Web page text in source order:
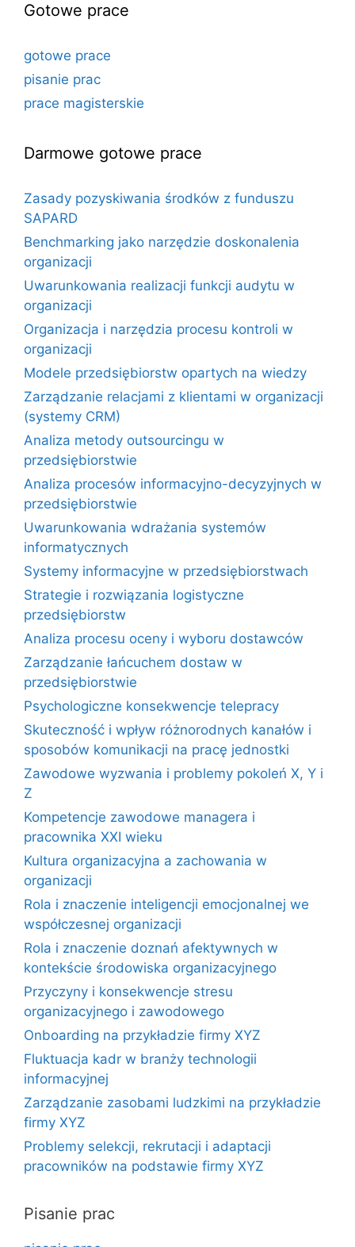
Gotowe prace
gotowe prace
pisanie prac
prace magisterskie
Darmowe gotowe prace
Zasady pozyskiwania środków z funduszu
SAPARD
Benchmarking jako narzędzie doskonalenia
organizacji
Uwarunkowania realizacji funkcji audytu w
organizacji
Organizacja i narzędzia procesu kontroli w
organizacji
Modele przedsiębiorstw opartych na wiedzy
Zarządzanie relacjami z klientami w organizacji
(systemy CRM)
Analiza metody outsourcingu w
przedsiębiorstwie
Analiza procesów informacyjno-decyzyjnych w
przedsiębiorstwie
Uwarunkowania wdrażania systemów
informatycznych
Systemy informacyjne w przedsiębiorstwach
Strategie i rozwiązania logistyczne
przedsiębiorstw
Analiza procesu oceny i wyboru dostawców
Zarządzanie łańcuchem dostaw w
przedsiębiorstwie
Psychologiczne konsekwencje telepracy
Skuteczność i wpływ różnorodnych kanałów i
sposobów komunikacji na pracę jednostki
Zawodowe wyzwania i problemy pokoleń X, Y i
Z
Kompetencje zawodowe managera i
pracownika XXI wieku
Kultura organizacyjna a zachowania w
organizacji
Rola i znaczenie inteligencji emocjonalnej we
współczesnej organizacji
Rola i znaczenie doznań afektywnych w
kontekście środowiska organizacyjnego
Przyczyny i konsekwencje stresu
organizacyjnego i zawodowego
Onboarding na przykładzie firmy XYZ
Fluktuacja kadr w branży technologii
informacyjnej
Zarządzanie zasobami ludzkimi na przykładzie
firmy XYZ
Problemy selekcji, rekrutacji i adaptacji
pracowników na podstawie firmy XYZ
Pisanie prac